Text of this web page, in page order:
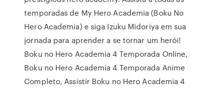
temporadas de My Hero Academia (Boku No
Hero Academia) e siga Izuku Midoriya em sua
jornada para aprender a se tornar um herói!
Boku no Hero Academia 4 Temporada Online,
Boku no Hero Academia 4 Temporada Anime
Completo, Assistir Boku no Hero Academia 4